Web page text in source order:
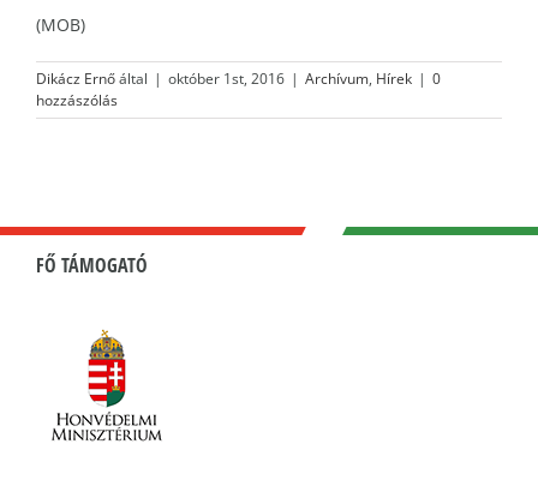
(MOB)
Dikácz Ernőáltal | október 1st, 2016 | Archívum, Hírek | 0
hozzászólás
FŐ TÁMOGATÓ